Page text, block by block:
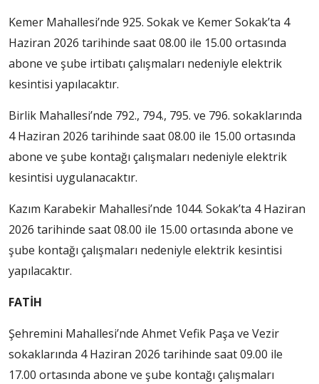
Kemer Mahallesi’nde 925. Sokak ve Kemer Sokak’ta 4
Haziran 2026 tarihinde saat 08.00 ile 15.00 ortasında
abone ve şube irtibatı çalışmaları nedeniyle elektrik
kesintisi yapılacaktır.
Birlik Mahallesi’nde 792., 794., 795. ve 796. sokaklarında
4 Haziran 2026 tarihinde saat 08.00 ile 15.00 ortasında
abone ve şube kontağı çalışmaları nedeniyle elektrik
kesintisi uygulanacaktır.
Kazım Karabekir Mahallesi’nde 1044. Sokak’ta 4 Haziran
2026 tarihinde saat 08.00 ile 15.00 ortasında abone ve
şube kontağı çalışmaları nedeniyle elektrik kesintisi
yapılacaktır.
FATİH
Şehremini Mahallesi’nde Ahmet Vefik Paşa ve Vezir
sokaklarında 4 Haziran 2026 tarihinde saat 09.00 ile
17.00 ortasında abone ve şube kontağı çalışmaları